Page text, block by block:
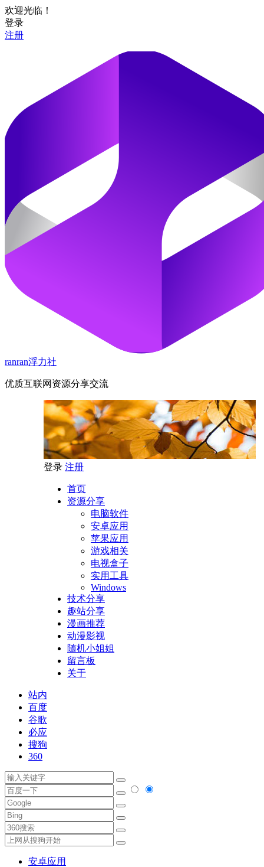
欢迎光临！
登录
注册
ranran浮力社
优质互联网资源分享交流
登录 注册
首页
资源分享
电脑软件
安卓应用
苹果应用
游戏相关
电视盒子
实用工具
Windows
技术分享
趣站分享
漫画推荐
动漫影视
随机小姐姐
留言板
关于
站内
百度
谷歌
必应
搜狗
360
安卓应用